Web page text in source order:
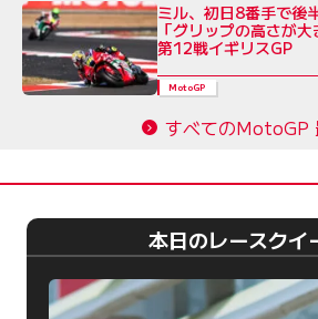
ミル、初日8番手で後
「グリップの高さが
第12戦イギリスGP
MotoGP
すべてのMotoGP
本日のレースクイ